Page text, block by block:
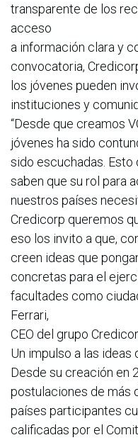
transparente de los
acceso
a información clara y
convocatoria,
los jóvenes pueden
instituciones y
“Desde que creamos
jóvenes ha sido
sido escuchadas.
saben que su rol para
nuestros países
Credicorp queremos
eso los invito a que,
creen ideas que
concretas para el
facultades como
Ferrari,
CEO del grupo
Un impulso a las ideas
Desde su creación en
postulaciones de más
países participantes
calificadas por el